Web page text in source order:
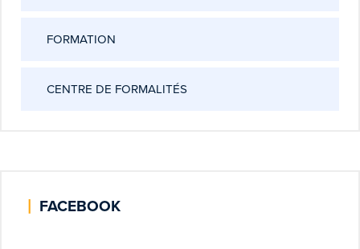
FORMATION
CENTRE DE FORMALITÉS
| FACEBOOK